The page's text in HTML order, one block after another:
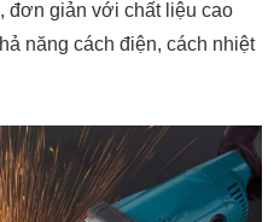
đơn giản với chất liệu cao
năng cách điện, cách nhiệt